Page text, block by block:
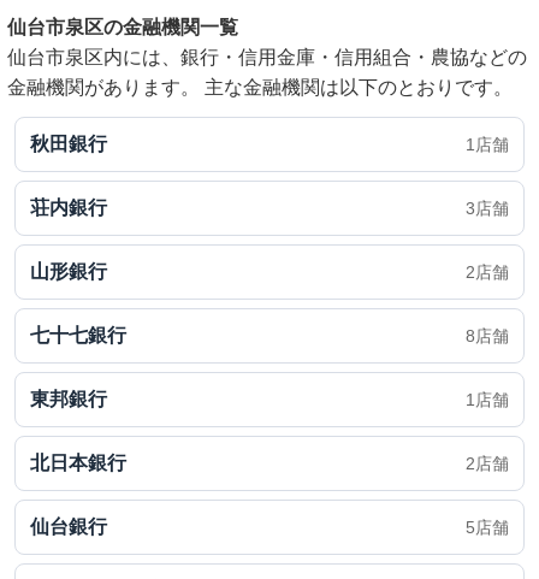
仙台市泉区の金融機関一覧
仙台市泉区内には、銀行・信用金庫・信用組合・農協などの
金融機関があります。 主な金融機関は以下のとおりです。
秋田銀行 1店舗
荘内銀行 3店舗
山形銀行 2店舗
七十七銀行 8店舗
東邦銀行 1店舗
北日本銀行 2店舗
仙台銀行 5店舗